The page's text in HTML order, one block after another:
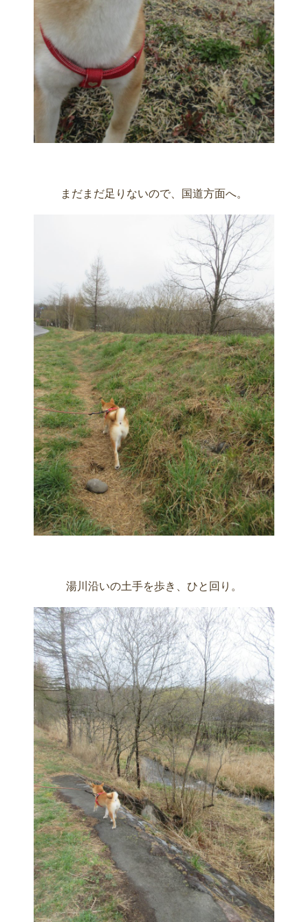
まだまだ足りないので、国道方面へ。
湯川沿いの土手を歩き、ひと回り。